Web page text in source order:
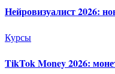
Нейровизуалист 2026:
Курсы
TikTok Money 2026: